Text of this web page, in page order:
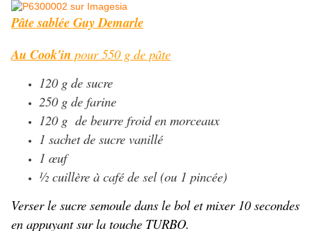
Pâte sablée Guy Demarle
Au Cook'in pour 550 g de pâte
120 g de sucre
250 g de farine
120 g de beurre froid en morceaux
1 sachet de sucre vanillé
1 œuf
½ cuillère à café de sel (ou 1 pincée)
Verser le sucre semoule dans le bol et mixer 10 secondes
en appuyant sur la touche TURBO.